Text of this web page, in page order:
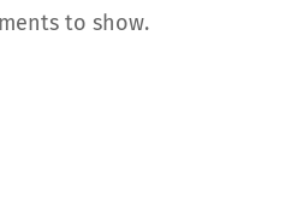
to show.